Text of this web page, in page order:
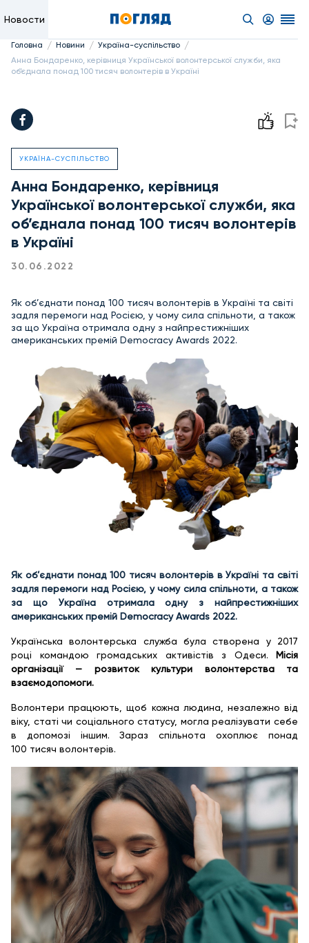
Новости
Головна / Новини / Україна-суспільство /
Анна Бондаренко, керівниця Української волонтерської служби, яка
об’єднала понад 100 тисяч волонтерів в Україні
УКРАЇНА-СУСПІЛЬСТВО
Анна Бондаренко, керівниця
Української волонтерської служби, яка
об’єднала понад 100 тисяч волонтерів
в Україні
30.06.2022
Як об’єднати понад 100 тисяч волонтерів в Україні та світі
задля перемоги над Росією, у чому сила спільноти, а також
за що Україна отримала одну з найпрестижніших
американських премій Democracy Awards 2022.
Як об’єднати понад 100 тисяч волонтерів в Україні та світі
задля перемоги над Росією, у чому сила спільноти, а також
за що Україна отримала одну з найпрестижніших
американських премій Democracy Awards 2022.
Українська волонтерська служба була створена у 2017
році командою громадських активістів з Одеси. Місія
організації — розвиток культури волонтерства та
взаємодопомоги.
Волонтери працюють, щоб кожна людина, незалежно від
віку, статі чи соціального статусу, могла реалізувати себе
в допомозі іншим. Зараз спільнота охоплює понад
100 тисяч волонтерів.